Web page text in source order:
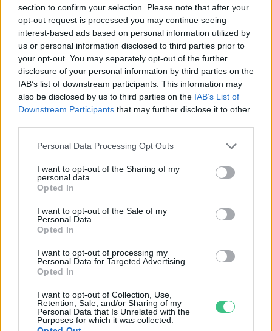
section to confirm your selection. Please note that after your
opt-out request is processed you may continue seeing
interest-based ads based on personal information utilized by
us or personal information disclosed to third parties prior to
your opt-out. You may separately opt-out of the further
disclosure of your personal information by third parties on the
IAB’s list of downstream participants. This information may
also be disclosed by us to third parties on the IAB’s List of
Downstream Participants that may further disclose it to other
Personal Data Processing Opt Outs
I want to opt-out of the Sharing of my
personal data.
Opted In
I want to opt-out of the Sale of my
Personal Data.
Opted In
I want to opt-out of processing my
Personal Data for Targeted Advertising.
Opted In
I want to opt-out of Collection, Use,
Retention, Sale, and/or Sharing of my
Personal Data that Is Unrelated with the
Purposes for which it was collected.
A madárvédelmi eszközöket
bemutató mintahálózatot épített
az MVM a Szegedi Vadasparkban
Greendex Szemle
legnagyobb villamosenergia-
nagykereskedője, az MVM Partner
Idén is százmillió forinttal
támogat gyermekeket segítő
alapítványokat az MVM Csoport
(x)
Greendex